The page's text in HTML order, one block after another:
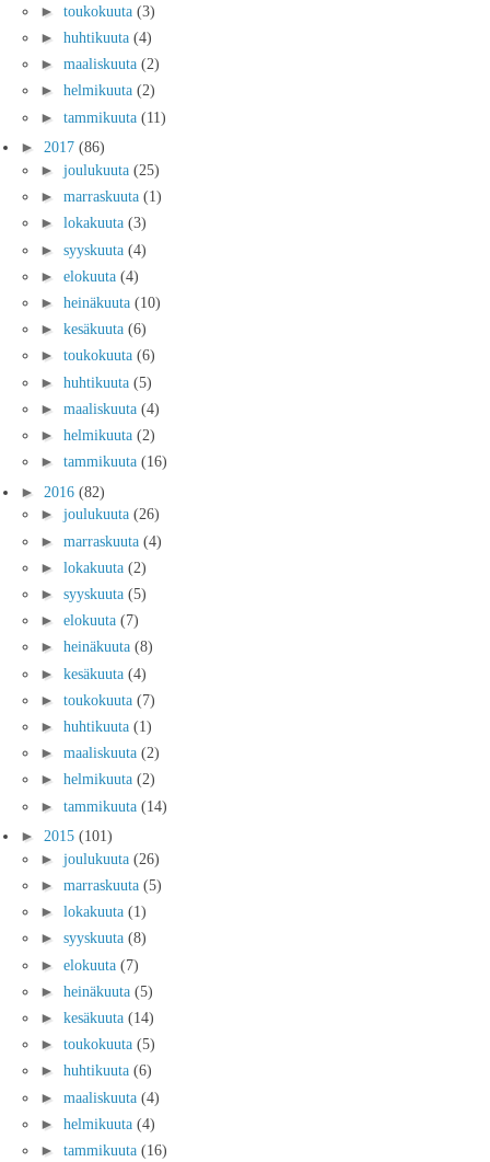
► toukokuuta (3)
► huhtikuuta (4)
► maaliskuuta (2)
► helmikuuta (2)
► tammikuuta (11)
► 2017 (86)
► joulukuuta (25)
► marraskuuta (1)
► lokakuuta (3)
► syyskuuta (4)
► elokuuta (4)
► heinäkuuta (10)
► kesäkuuta (6)
► toukokuuta (6)
► huhtikuuta (5)
► maaliskuuta (4)
► helmikuuta (2)
► tammikuuta (16)
► 2016 (82)
► joulukuuta (26)
► marraskuuta (4)
► lokakuuta (2)
► syyskuuta (5)
► elokuuta (7)
► heinäkuuta (8)
► kesäkuuta (4)
► toukokuuta (7)
► huhtikuuta (1)
► maaliskuuta (2)
► helmikuuta (2)
► tammikuuta (14)
► 2015 (101)
► joulukuuta (26)
► marraskuuta (5)
► lokakuuta (1)
► syyskuuta (8)
► elokuuta (7)
► heinäkuuta (5)
► kesäkuuta (14)
► toukokuuta (5)
► huhtikuuta (6)
► maaliskuuta (4)
► helmikuuta (4)
► tammikuuta (16)